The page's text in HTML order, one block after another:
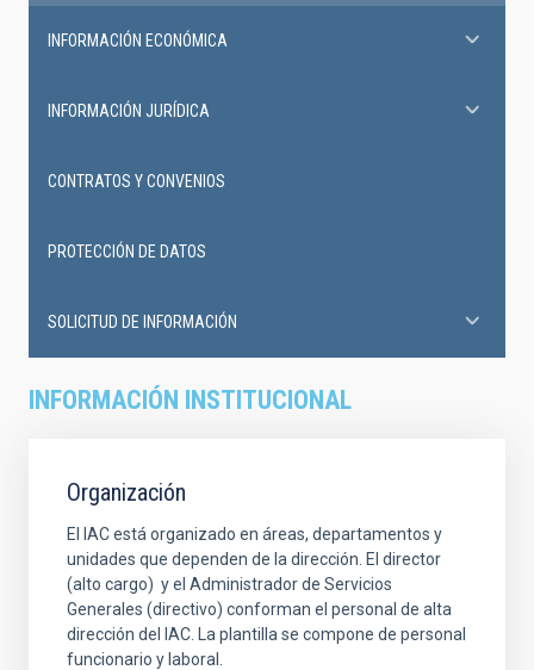
INFORMACIÓN INSTITUCIONAL
Organización
El IAC está organizado en áreas, departamentos y
unidades que dependen de la dirección. El director
(alto cargo) y el Administrador de Servicios
Generales (directivo) conforman el personal de alta
dirección del IAC. La plantilla se compone de personal
funcionario y laboral.
INFORMACIÓN ECONÓMICA
INFORMACIÓN JURÍDICA
CONTRATOS Y CONVENIOS
PROTECCIÓN DE DATOS
SOLICITUD DE INFORMACIÓN